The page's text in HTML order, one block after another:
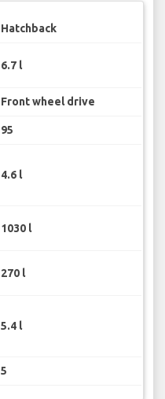
Hatchback
6.7 l
Front wheel drive
95
4.6 l
1030 l
270 l
5.4 l
5